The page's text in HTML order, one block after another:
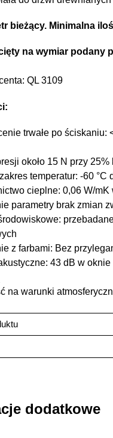
bieżący. Minimalna
na wymiar podany
QL 3109
trwałe po
około 15 N przy
temperatur: -60 °C
cieplne: 0,06 W/mK
parametry brak zmian
z farbami: Bez
43 dB w
na warunki
dodatkowe